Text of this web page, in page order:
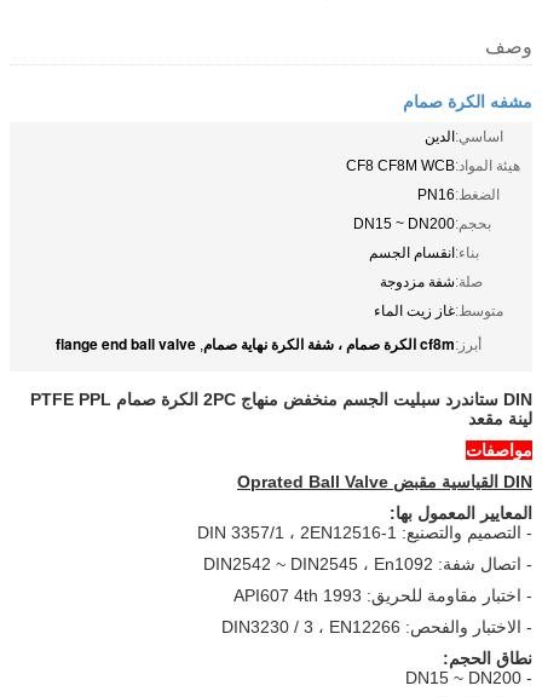
وصف
مشفه الكرة صمام
اساسي:الدين
هيئة المواد:CF8 CF8M WCB
الضغط:PN16
بحجم:DN15 ~ DN200
بناء:انقسام الجسم
صلة:شفة مزدوجة
متوسط:غاز زيت الماء
أبرز:cf8m الكرة صمام ، شفة الكرة نهاية صمام ,
flange end ball valve
DIN ستاندرد سبليت الجسم منخفض منهاج 2PC الكرة صمام PTFE PPL
لينة مقعد
مواصفات
DIN القياسية مقبض Oprated Ball Valve
المعايير المعمول بها:
- التصميم والتصنيع: DIN 3357/1 ، 2EN12516-1
- اتصال شفة: DIN2542 ~ DIN2545 ، En1092
- اختبار مقاومة للحريق: API607 4th 1993
- الاختبار والفحص: DIN3230 / 3 ، EN12266
نطاق الحجم:
- DN15 ~ DN200